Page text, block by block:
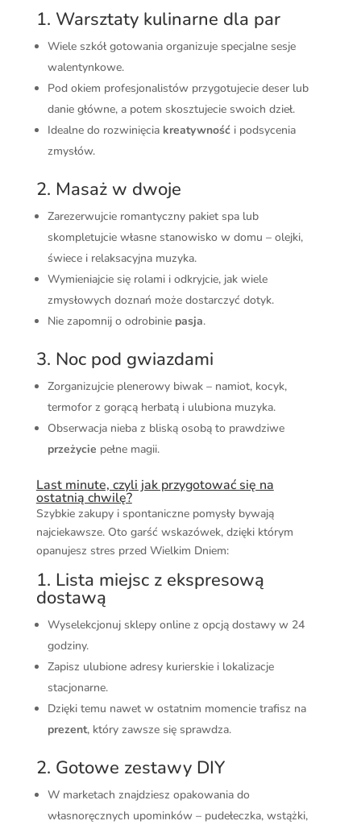
1. Warsztaty kulinarne dla par
Wiele szkół gotowania organizuje specjalne sesje
walentynkowe.
Pod okiem profesjonalistów przygotujecie deser lub
danie główne, a potem skosztujecie swoich dzieł.
Idealne do rozwinięcia kreatywnośći podsycenia
zmysłów.
2. Masaż w dwoje
Zarezerwujcie romantyczny pakiet spa lub
skompletujcie własne stanowisko w domu – olejki,
świece i relaksacyjna muzyka.
Wymieniajcie się rolami i odkryjcie, jak wiele
zmysłowych doznań może dostarczyć dotyk.
Nie zapomnij o odrobinie pasja.
3. Noc pod gwiazdami
Zorganizujcie plenerowy biwak – namiot, kocyk,
termofor z gorącą herbatą i ulubiona muzyka.
Obserwacja nieba z bliską osobą to prawdziwe
przeżycie pełne magii.
Last minute, czyli jak przygotować się na
ostatnią chwilę?
Szybkie zakupy i spontaniczne pomysły bywają
najciekawsze. Oto garść wskazówek, dzięki którym
opanujesz stres przed Wielkim Dniem:
1. Lista miejsc z ekspresową
dostawą
Wyselekcjonuj sklepy online z opcją dostawy w 24
godziny.
Zapisz ulubione adresy kurierskie i lokalizacje
stacjonarne.
Dzięki temu nawet w ostatnim momencie trafisz na
prezent, który zawsze się sprawdza.
2. Gotowe zestawy DIY
W marketach znajdziesz opakowania do
własnoręcznych upominków – pudełeczka, wstążki,